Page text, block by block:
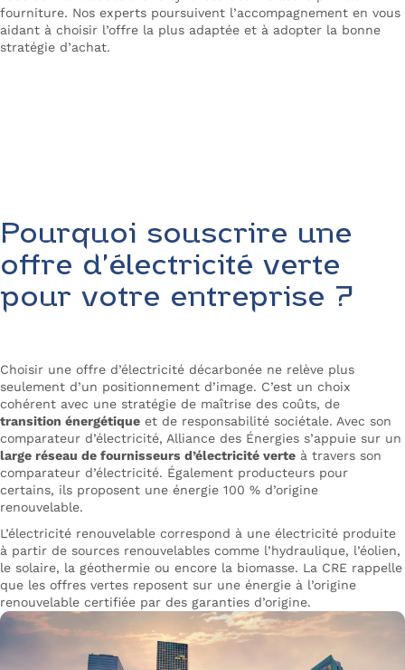
fourniture. Nos experts poursuivent l’accompagnement en vous
aidant à choisir l’offre la plus adaptée et à adopter la bonne
stratégie d’achat.
Pourquoi souscrire une
offre d’électricité verte
pour votre entreprise ?
Choisir une offre d’électricité décarbonée ne relève plus
seulement d’un positionnement d’image. C’est un choix
cohérent avec une stratégie de maîtrise des coûts, de
transition énergétique et de responsabilité sociétale. Avec son
comparateur d’électricité, Alliance des Énergies s’appuie sur un
large réseau de fournisseurs d’électricité verte à travers son
comparateur d’électricité. Également producteurs pour
certains, ils proposent une énergie 100 % d’origine
renouvelable.
L’électricité renouvelable correspond à une électricité produite
à partir de sources renouvelables comme l’hydraulique, l’éolien,
le solaire, la géothermie ou encore la biomasse. La CRE rappelle
que les offres vertes reposent sur une énergie à l’origine
renouvelable certifiée par des garanties d’origine.